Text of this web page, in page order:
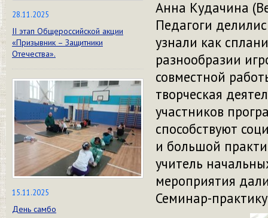
28.11.2025
II этап Общероссийской акции
«Призывник – Защитники
Отечества».
15.11.2025
День самбо
Анна Кудачина
Педагоги
узнали как
разнообразии
совместной
творческая
участников
способствуют
и большой
учитель
мероприятия
Семинар-